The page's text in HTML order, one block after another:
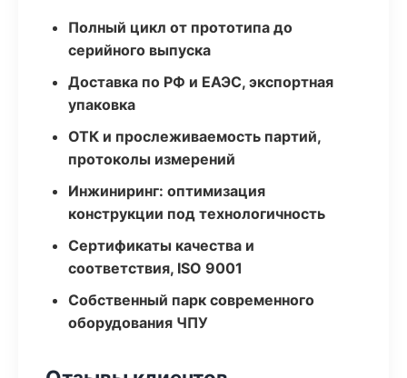
Полный цикл от прототипа до
серийного выпуска
Доставка по РФ и ЕАЭС, экспортная
упаковка
ОТК и прослеживаемость партий,
протоколы измерений
Инжиниринг: оптимизация
конструкции под технологичность
Сертификаты качества и
соответствия, ISO 9001
Собственный парк современного
оборудования ЧПУ